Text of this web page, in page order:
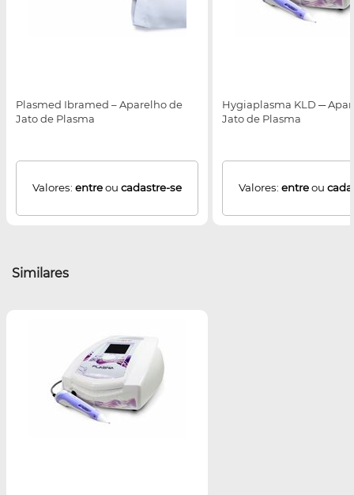
Plasmed Ibramed – Aparelho de
Jato de Plasma
Valores: entreou cadastre-se
Hygiaplasma KLD ─
Jato de Plasma
Valores: entreou
Similares